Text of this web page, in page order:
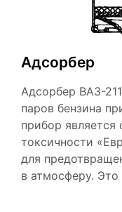
Адсорбер
Адсорбер ВАЗ-
паров бензина
прибор
токсичности
для
в атмосферу. Это